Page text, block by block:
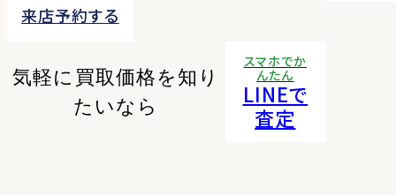
来店予約する
気軽に買取価格を知り
たいなら
スマホでか
んたん
LINEで
査定